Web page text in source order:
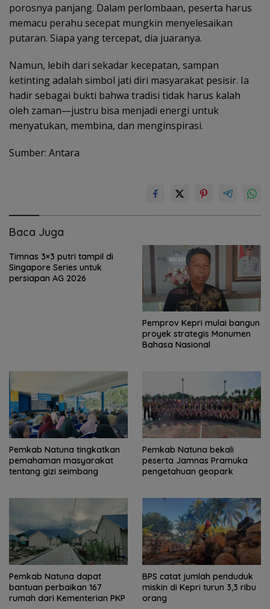
porosnya panjang. Dalam perlombaan, peserta harus
memacu perahu secepat mungkin menyelesaikan
putaran. Siapa yang tercepat, dia juaranya.
Namun, lebih dari sekadar kecepatan, sampan
ketinting adalah simbol jati diri masyarakat pesisir. Ia
hadir sebagai bukti bahwa tradisi tidak harus kalah
oleh zaman—justru bisa menjadi energi untuk
menyatukan, membina, dan menginspirasi.
Sumber: Antara
Baca Juga
Timnas 3×3 putri tampil di
Singapore Series untuk
persiapan AG 2026
Pemprov Kepri mulai bangun
proyek strategis Monumen
Bahasa Nasional
Pemkab Natuna tingkatkan
pemahaman masyarakat
tentang gizi seimbang
Pemkab Natuna bekali
peserta Jamnas Pramuka
pengetahuan geopark
Pemkab Natuna dapat
bantuan perbaikan 167
rumah dari Kementerian PKP
BPS catat jumlah penduduk
miskin di Kepri turun 3,3 ribu
orang